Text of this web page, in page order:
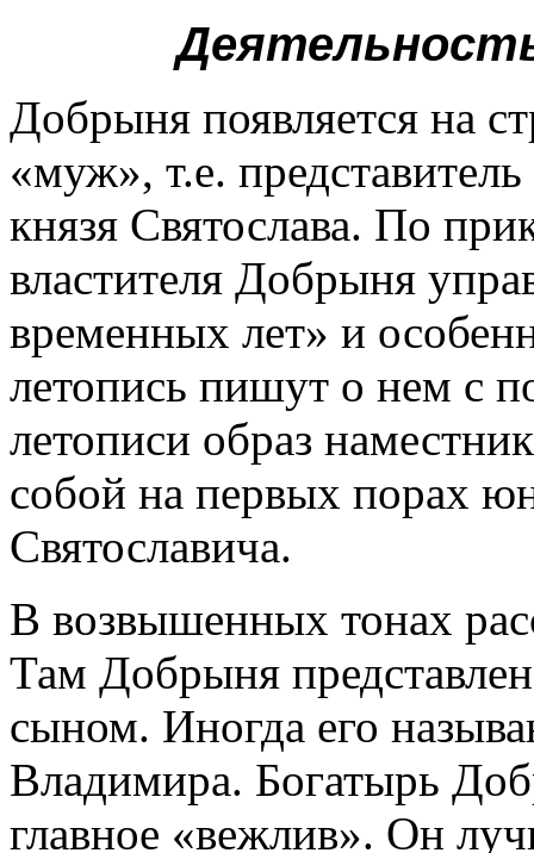
Добрыня появляется на
«муж», т.е.
князя Святослава. По
властителя Добрыня
временных лет» и
летопись пишут о нем с
летописи образ
собой на первых порах
Святославича.
В возвышенных тонах
Там Добрыня
сыном. Иногда его
Владимира. Богатырь
главное «вежлив». Он